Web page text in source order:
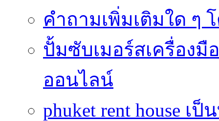
คำถามเพิ่มเติมใด ๆ
ปั้มซับเมอร์สเครื่อง
ออนไลน์
phuket rent house เ